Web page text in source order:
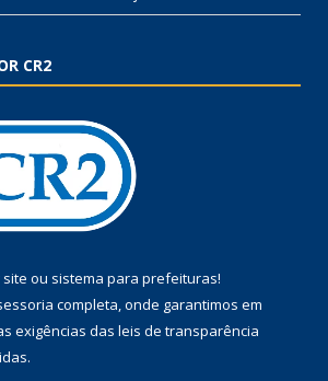
CR2
ou sistema para prefeituras!
completa, onde garantimos em
exigências das leis de transparência